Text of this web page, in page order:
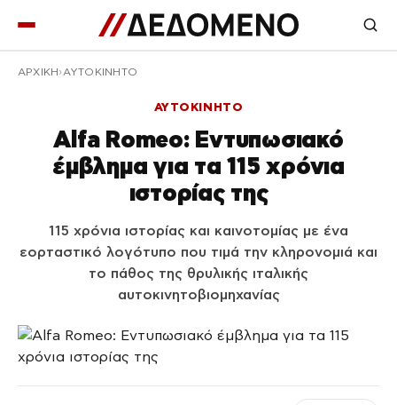
ΑΡΧΙΚΉ ΑΥΤΟΚΙΝΗΤΟ
ΑΥΤΟΚΙΝΗΤΟ
Alfa Romeo: Εντυπωσιακό
έμβλημα για τα 115 χρόνια
ιστορίας της
115 χρόνια ιστορίας και καινοτομίας με ένα
εορταστικό λογότυπο που τιμά την κληρονομιά και
το πάθος της θρυλικής ιταλικής
αυτοκινητοβιομηχανίας